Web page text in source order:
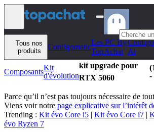
Aller au contenu
Tous nos
produits
Configomatic
Les PC By
TopAchat
Configo
Ai
ComposantsKit
d'évolution
kit upgrade pour
RTX 5060
-
Parce qu’il n’est pas toujours nécessaire de
Viens voir notre page explicative sur l’intérêt
Trending : Kit évo Core i5 | Kit évo Core i7 |
évo Ryzen 7